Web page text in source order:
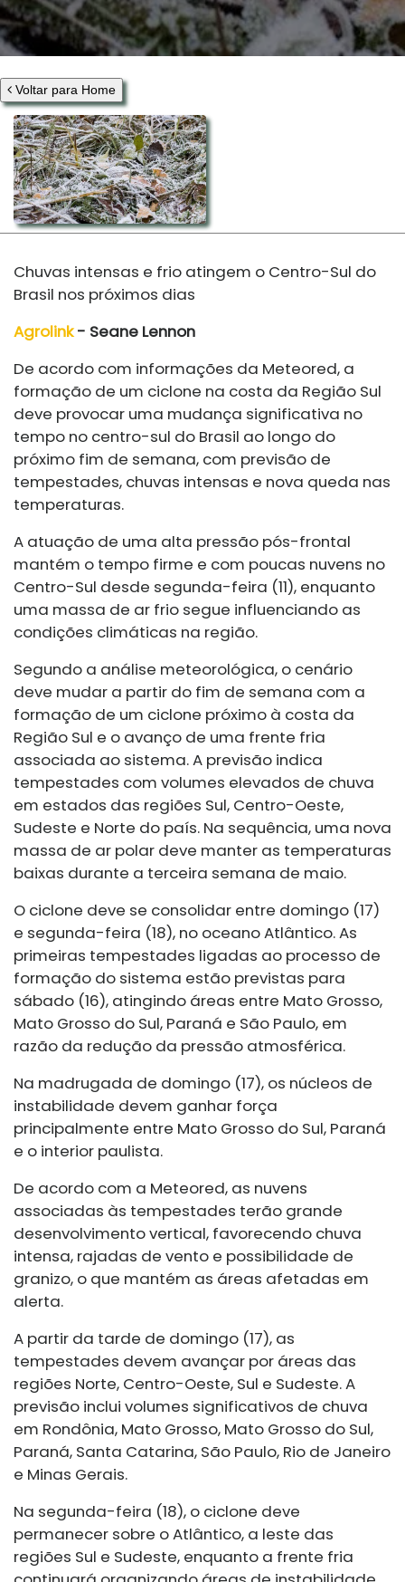
Voltar para Home
Chuvas intensas e frio atingem o Centro-Sul do
Brasil nos próximos dias
Agrolink- Seane Lennon
De acordo com informações da Meteored, a
formação de um ciclone na costa da Região Sul
deve provocar uma mudança significativa no
tempo no centro-sul do Brasil ao longo do
próximo fim de semana, com previsão de
tempestades, chuvas intensas e nova queda nas
temperaturas.
A atuação de uma alta pressão pós-frontal
mantém o tempo firme e com poucas nuvens no
Centro-Sul desde segunda-feira (11), enquanto
uma massa de ar frio segue influenciando as
condições climáticas na região.
Segundo a análise meteorológica, o cenário
deve mudar a partir do fim de semana com a
formação de um ciclone próximo à costa da
Região Sul e o avanço de uma frente fria
associada ao sistema. A previsão indica
tempestades com volumes elevados de chuva
em estados das regiões Sul, Centro-Oeste,
Sudeste e Norte do país. Na sequência, uma nova
massa de ar polar deve manter as temperaturas
baixas durante a terceira semana de maio.
O ciclone deve se consolidar entre domingo (17)
e segunda-feira (18), no oceano Atlântico. As
primeiras tempestades ligadas ao processo de
formação do sistema estão previstas para
sábado (16), atingindo áreas entre Mato Grosso,
Mato Grosso do Sul, Paraná e São Paulo, em
razão da redução da pressão atmosférica.
Na madrugada de domingo (17), os núcleos de
instabilidade devem ganhar força
principalmente entre Mato Grosso do Sul, Paraná
e o interior paulista.
De acordo com a Meteored, as nuvens
associadas às tempestades terão grande
desenvolvimento vertical, favorecendo chuva
intensa, rajadas de vento e possibilidade de
granizo, o que mantém as áreas afetadas em
alerta.
A partir da tarde de domingo (17), as
tempestades devem avançar por áreas das
regiões Norte, Centro-Oeste, Sul e Sudeste. A
previsão inclui volumes significativos de chuva
em Rondônia, Mato Grosso, Mato Grosso do Sul,
Paraná, Santa Catarina, São Paulo, Rio de Janeiro
e Minas Gerais.
Na segunda-feira (18), o ciclone deve
permanecer sobre o Atlântico, a leste das
regiões Sul e Sudeste, enquanto a frente fria